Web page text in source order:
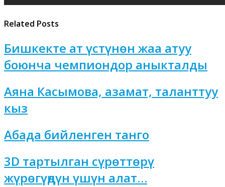
Related Posts
Бишкекте ат үстүнөн жаа атуу
боюнча чемпиондор аныкталды
Аяна Касымова, азамат, таланттуу
кыз
Абада бийленген танго
3D тартылган сүрөттөрү
жүрөгүңдүн үшүн алат…